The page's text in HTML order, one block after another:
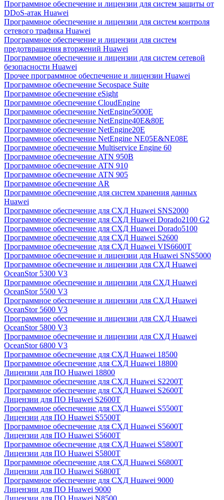
Программное обеспечение и лицензии для систем защиты от
DDoS-атак Huawei
Программное обеспечение и лицензии для систем контроля
сетевого трафика Huawei
Программное обеспечение и лицензии для систем
предотвращения вторжений Huawei
Программное обеспечение и лицензии для систем сетевой
безопасности Huawei
Прочее программное обеспечение и лицензии Huawei
Программное обеспечение Secospace Suite
Программное обеспечение eSight
Программное обеспечение CloudEngine
Программное обеспечение NetEngine5000E
Программное обеспечение NetEngine40E&80E
Программное обеспечение NetEngine20E
Программное обеспечение NetEngine NE05E&NE08E
Программное обеспечение Multiservice Engine 60
Программное обеспечение ATN 950B
Программное обеспечение ATN 910
Программное обеспечение ATN 905
Программное обеспечение AR
Программное обеспечение для систем хранения данных
Huawei
Программное обеспечение для СХД Huawei SNS2000
Программное обеспечение для СХД Huawei Dorado2100 G2
Программное обеспечение для СХД Huawei Dorado5100
Программное обеспечение для СХД Huawei S2600
Программное обеспечение для СХД Huawei VIS6600T
Программное обеспечение и лицензии для Huawei SNS5000
Программное обеспечение и лицензии для СХД Huawei
OceanStor 5300 V3
Программное обеспечение и лицензии для СХД Huawei
OceanStor 5500 V3
Программное обеспечение и лицензии для СХД Huawei
OceanStor 5600 V3
Программное обеспечение и лицензии для СХД Huawei
OceanStor 5800 V3
Программное обеспечение и лицензии для СХД Huawei
OceanStor 6800 V3
Программное обеспечение для СХД Huawei 18500
Программное обеспечение для СХД Huawei 18800
Лицензии для ПО Huawei 18800
Программное обеспечение для СХД Huawei S2200T
Программное обеспечение для СХД Huawei S2600T
Лицензии для ПО Huawei S2600T
Программное обеспечение для СХД Huawei S5500T
Лицензии для ПО Huawei S5500T
Программное обеспечение для СХД Huawei S5600T
Лицензии для ПО Huawei S5600T
Программное обеспечение для СХД Huawei S5800T
Лицензии для ПО Huawei S5800T
Программное обеспечение для СХД Huawei S6800T
Лицензии для ПО Huawei S6800T
Программное обеспечение для СХД Huawei 9000
Лицензии для ПО Huawei 9000
Лицензии для ПО Huawei N8500